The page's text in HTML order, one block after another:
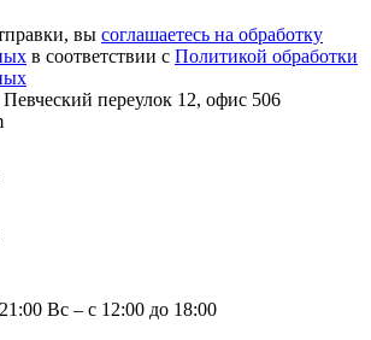
вы соглашаетесь на обработку
в соответствии с Политикой обработки
переулок 12, офис 506
Вс – c 12:00 до 18:00